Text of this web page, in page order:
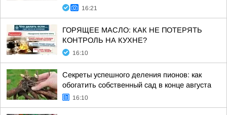
16:21
ГОРЯЩЕЕ МАСЛО: КАК НЕ ПОТЕРЯТЬ
КОНТРОЛЬ НА КУХНЕ?
16:10
Секреты успешного деления пионов: как
обогатить собственный сад в конце августа
16:10